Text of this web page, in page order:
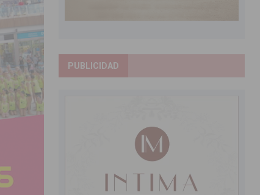
PUBLICIDAD